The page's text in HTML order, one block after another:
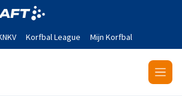
Korfbal League Mijn Korfbal